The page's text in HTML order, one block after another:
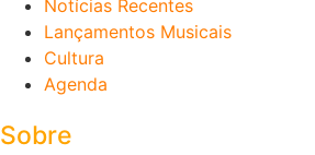
Notícias Recentes
Lançamentos Musicais
Cultura
Agenda
Sobre